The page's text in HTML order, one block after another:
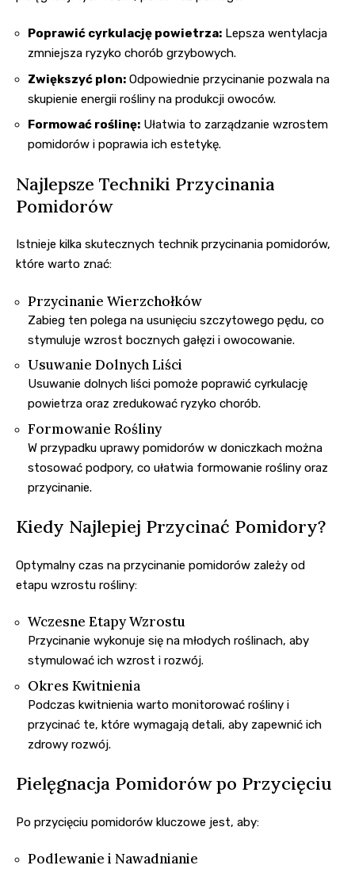
Poprawić cyrkulację powietrza: Lepsza wentylacja
zmniejsza ryzyko chorób grzybowych.
Zwiększyć plon: Odpowiednie przycinanie pozwala na
skupienie energii rośliny na produkcji owoców.
Formować roślinę: Ułatwia to zarządzanie wzrostem
pomidorów i poprawia ich estetykę.
Najlepsze Techniki Przycinania
Pomidorów
Istnieje kilka skutecznych technik przycinania pomidorów,
które warto znać:
Przycinanie Wierzchołków
Zabieg ten polega na usunięciu szczytowego pędu, co
stymuluje wzrost bocznych gałęzi i owocowanie.
Usuwanie Dolnych Liści
Usuwanie dolnych liści pomoże poprawić cyrkulację
powietrza oraz zredukować ryzyko chorób.
Formowanie Rośliny
W przypadku uprawy pomidorów w doniczkach można
stosować podpory, co ułatwia formowanie rośliny oraz
przycinanie.
Kiedy Najlepiej Przycinać Pomidory?
Optymalny czas na przycinanie pomidorów zależy od
etapu wzrostu rośliny:
Wczesne Etapy Wzrostu
Przycinanie wykonuje się na młodych roślinach, aby
stymulować ich wzrost i rozwój.
Okres Kwitnienia
Podczas kwitnienia warto monitorować rośliny i
przycinać te, które wymagają detali, aby zapewnić ich
zdrowy rozwój.
Pielęgnacja Pomidorów po Przycięciu
Po przycięciu pomidorów kluczowe jest, aby:
Podlewanie i Nawadnianie